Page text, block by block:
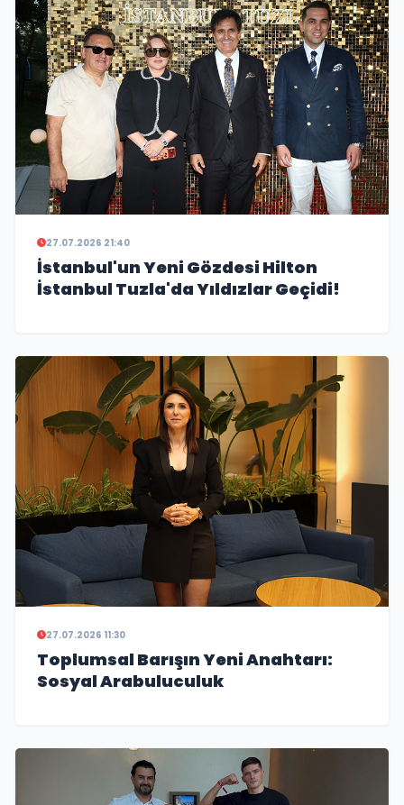
27.07.2026 21:40
İstanbul'un Yeni Gözdesi Hilton
İstanbul Tuzla'da Yıldızlar Geçidi!
27.07.2026 11:30
Toplumsal Barışın Yeni Anahtarı:
Sosyal Arabuluculuk